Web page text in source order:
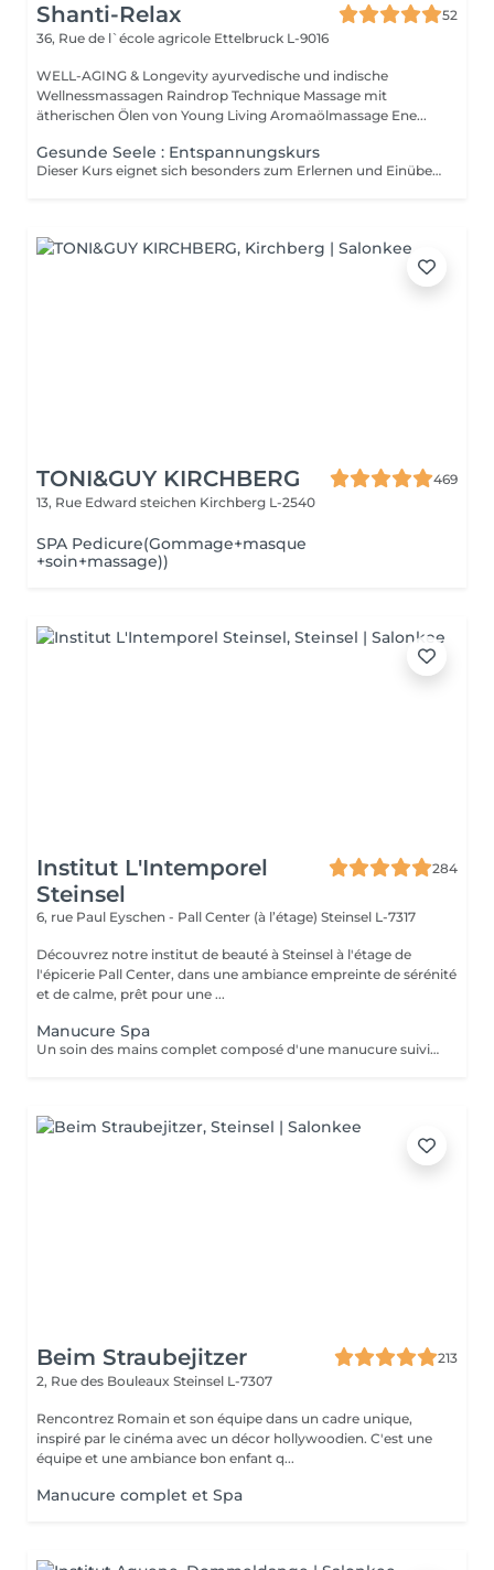
Shanti-Relax
52
36, Rue de l`école agricole Ettelbruck L-9016
WELL-AGING & Longevity ayurvedische und indische
Wellnessmassagen Raindrop Technique Massage mit
ätherischen Ölen von Young Living Aromaölmassage Ene...
Gesunde Seele : Entspannungskurs
Dieser Kurs eignet sich besonders zum Erlernen und Einüben des AUTOGENEN TRAININGS und der Inhalt der einzelnen Sitzungen kann jederzeit an die Bedürfnisse der Gruppe angepasst werden. Ich werde dir auch zeigen wie du am besten im Alltag mit Stress umgehen kannst und zeige dir auch verschiedene andere Entspannungstechniken. Ich werde Dir auch verschiedene ätherische Öle vorstellen welche du gut in dein entspanntes Leben integrieren kannst. Beteiligung : 9 Abende zu einem Pauschalpreis von 200 Euros (inkl. Kursmanuskript) Nur buchbar über den Shop auf der Internetseite www.shanti-relax.lu
TONI&GUY KIRCHBERG
469
13, Rue Edward steichen Kirchberg L-2540
SPA Pedicure(Gommage+masque
+soin+massage))
Institut L'Intemporel
Steinsel
284
6, rue Paul Eyschen - Pall Center (à l’étage) Steinsel L-7317
Découvrez notre institut de beauté à Steinsel à l'étage de
l'épicerie Pall Center, dans une ambiance empreinte de sérénité
et de calme, prêt pour une ...
Manucure Spa
Un soin des mains complet composé d'une manucure suivie d'un gommage et pour terminer un bain de paraffine pour des mains douces et lisses.
Beim Straubejitzer
213
2, Rue des Bouleaux Steinsel L-7307
Rencontrez Romain et son équipe dans un cadre unique,
inspiré par le cinéma avec un décor hollywoodien. C'est une
équipe et une ambiance bon enfant q...
Manucure complet et Spa